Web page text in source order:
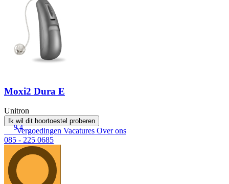
Moxi2 Dura E
Unitron
Ik wil dit hoortoestel proberen
9.4
Vergoedingen Vacatures Over ons
085 - 225 0685